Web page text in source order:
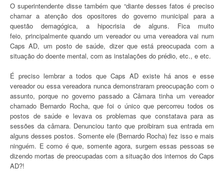
O superintendente disse também que “diante desses fatos é preciso
chamar a atenção dos opositores do governo municipal para a
questão demagógica, a hipocrisia de alguns. Fica muito
feio, principalmente quando um vereador ou uma vereadora vai num
Caps AD, um posto de saúde, dizer que está preocupada com a
situação do doente mental, com as instalações do prédio, etc., e etc.
É preciso lembrar a todos que Caps AD existe há anos e esse
vereador ou essa vereadora nunca demonstraram preocupação com o
assunto, porque no governo passado a Câmara tinha um vereador
chamado Bernardo Rocha, que foi o único que percorreu todos os
postos de saúde e levava os problemas que constatava para as
sessões da câmara. Denunciou tanto que proibiram sua entrada em
alguns desses postos. Somente ele (Bernardo Rocha) fez isso e mais
ninguém. E como é que, somente agora, surgem essas pessoas se
dizendo mortas de preocupadas com a situação dos internos do Caps
AD?!